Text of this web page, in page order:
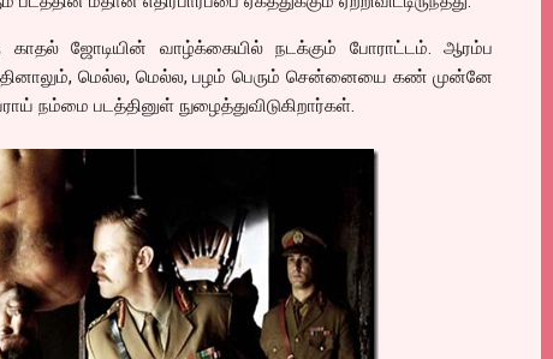
காதல் ஜோடியின் வாழ்க்கையில் நடக்கும் போராட்டம். ஆரம்ப
மெல்ல, மெல்ல, பழம் பெரும் சென்னையை கண் முன்னே
நம்மை படத்தினுள் நுழைத்துவிடுகிறார்கள்.